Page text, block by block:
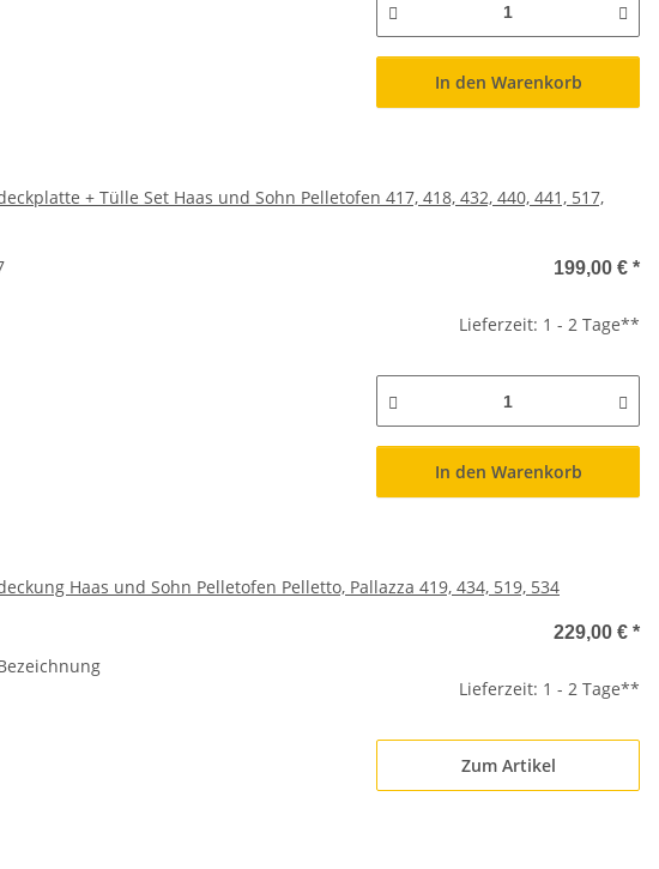
In den Warenkorb
+ Tülle Set Haas und Sohn Pelletofen 417, 418, 432, 440, 441, 517,
199,00 € *
Lieferzeit: 1 - 2 Tage**
In den Warenkorb
Haas und Sohn Pelletofen Pelletto, Pallazza 419, 434, 519, 534
229,00 € *
Lieferzeit: 1 - 2 Tage**
Zum Artikel